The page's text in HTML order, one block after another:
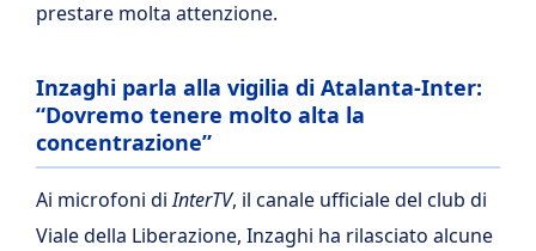
prestare molta attenzione.
Inzaghi parla alla vigilia di Atalanta-Inter:
“Dovremo tenere molto alta la
concentrazione”
Ai microfoni diInterTV, il canale ufficiale del club di
Viale della Liberazione, Inzaghi ha rilasciato alcune